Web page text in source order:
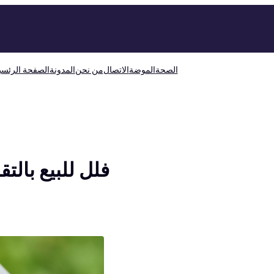
الصفحةالمدونةمن نحنالاتصالالموضةالصحة
فلل للبيع